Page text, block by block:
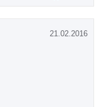
21.02.2016